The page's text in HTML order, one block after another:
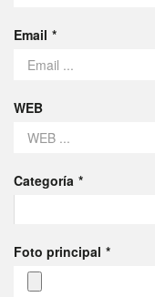
Email
WEB
Categoría
Foto principal